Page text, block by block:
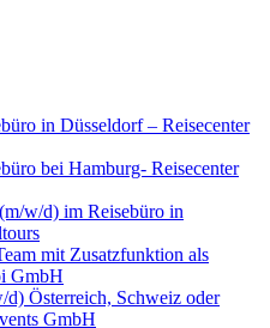
in Düsseldorf – Reisecenter
bei Hamburg- Reisecenter
w/d) im Reisebüro in
mit Zusatzfunktion als
GmbH
d) Österreich, Schweiz oder
GmbH